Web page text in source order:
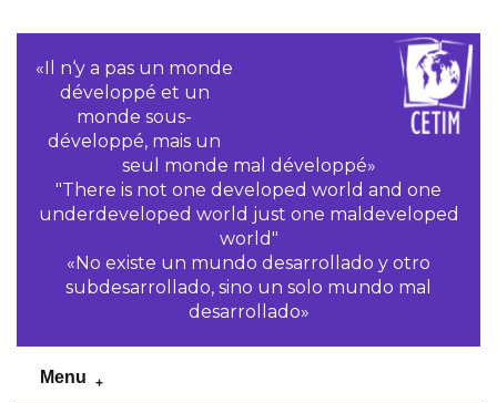
«Il n‘y a pas un monde
développé et un
monde sous-
développé, mais un
seul monde mal développé»
"There is not one developed world and one
underdeveloped world just one maldeveloped
world"
«No existe un mundo desarrollado y otro
subdesarrollado, sino un solo mundo mal
desarrollado»
Menu